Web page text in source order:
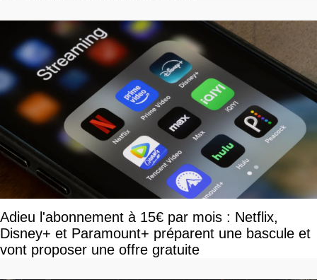
Adieu l'abonnement à 15€ par mois : Netflix,
Disney+ et Paramount+ préparent une bascule et
vont proposer une offre gratuite